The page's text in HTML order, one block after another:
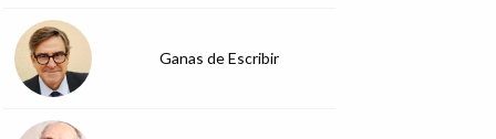
Ganas de Escribir